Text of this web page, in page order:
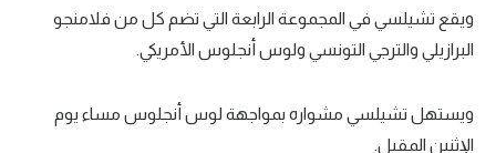
ويقع تشيلسي في المجموعة الرابعة التي تضم كل من فلامنجو
البرازيلي والترجي التونسي ولوس أنجلوس الأمريكي.
ويستهل تشيلسي مشواره بمواجهة لوس أنجلوس مساء يوم
الإثنين المقبل.